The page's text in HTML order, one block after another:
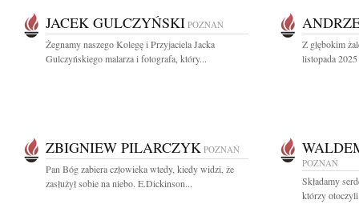
JACEK GULCZYŃSKI POZNAŃ
Żegnamy naszego Kolegę i Przyjaciela Jacka
Gulczyńskiego malarza i fotografa, który...
Z głębokim
listopada
ZBIGNIEW PILARCZYK POZNAŃ
Pan Bóg zabiera człowieka wtedy, kiedy widzi, że
zasłużył sobie na niebo. E.Dickinson...
POZNAŃ
Składamy
którzy